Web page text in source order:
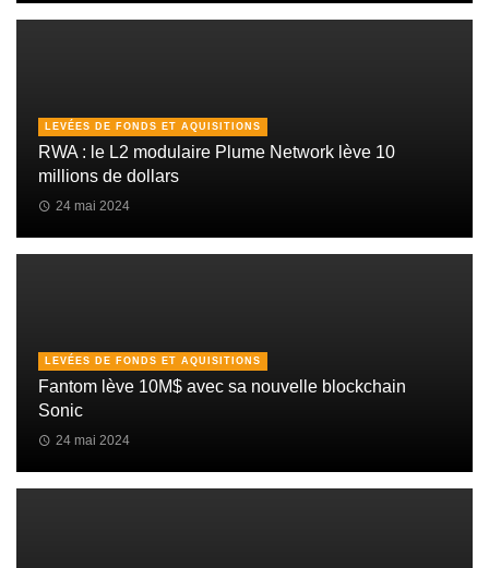
LEVÉES DE FONDS ET AQUISITIONS
RWA : le L2 modulaire Plume Network lève 10
millions de dollars
24 mai 2024
LEVÉES DE FONDS ET AQUISITIONS
Fantom lève 10M$ avec sa nouvelle blockchain
Sonic
24 mai 2024